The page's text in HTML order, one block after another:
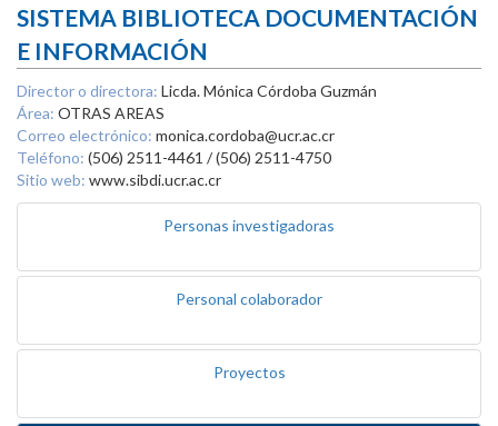
SISTEMA BIBLIOTECA DOCUMENTACIÓN
E INFORMACIÓN
Director o directora: Licda. Mónica Córdoba Guzmán
Área: OTRAS AREAS
Correo electrónico: monica.cordoba@ucr.ac.cr
Teléfono: (506) 2511-4461 / (506) 2511-4750
Sitio web: www.sibdi.ucr.ac.cr
Personas investigadoras
Personal colaborador
Proyectos